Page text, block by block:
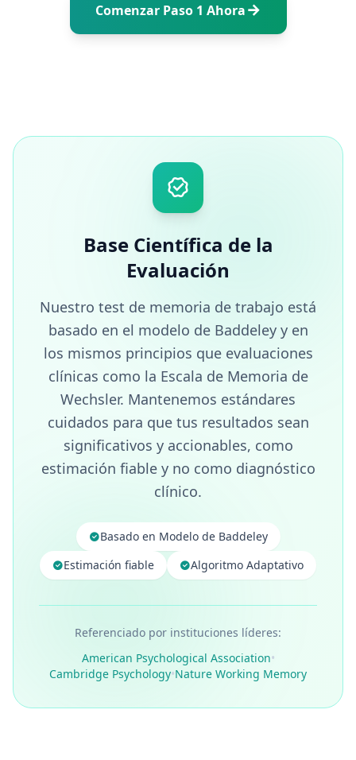
Comenzar Paso 1 Ahora
Base Científica de la
Evaluación
Nuestro test de memoria de trabajo está
basado en el modelo de Baddeley y en
los mismos principios que evaluaciones
clínicas como la Escala de Memoria de
Wechsler. Mantenemos estándares
cuidados para que tus resultados sean
significativos y accionables, como
estimación fiable y no como diagnóstico
clínico.
Basado en Modelo de Baddeley
Estimación fiable
Algoritmo Adaptativo
Referenciado por instituciones líderes:
American Psychological Association•
Cambridge Psychology•Nature Working Memory